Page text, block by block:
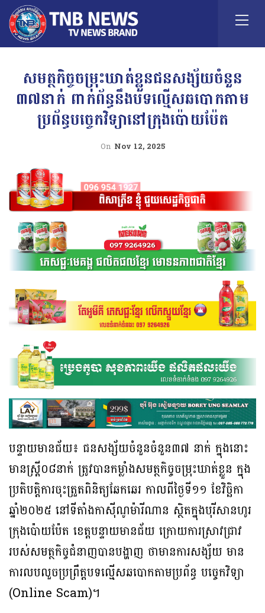
សមត្ថកិច្ចចម្រុះឃាត់ខ្លួនជនសង្ស័យចំនួន
៣៧នាក់ ពាក់ព័ន្ធនឹងបទល្មើសឆបោកតាម
ប្រព័ន្ធបច្ចេកវិទ្យានៅក្រុងប៉ោយប៉ែត
On Nov 12, 2025
បន្ទាយមានជ័យ៖ ជនសង្ស័យចំនួនចំនួន៣៧ នាក់ ក្នុងនោះ
មានស្រ្តី០៨នាក់ ត្រូវបានកម្លាំងសមត្ថកិច្ចចម្រុះឃាត់ខ្លួន ក្នុង
ប្រតិបត្តិការចុះត្រួតពិនិត្យឆែកឆេរ កាលពីថ្ងៃទី១១ ខែវិច្ឆិកា
ឆ្នាំ២០២៥ នៅទីតាំងកាស៊ីណូម៉ារីណាន ស្ថិតក្នុងបុរីសានហូរ
ក្រុងប៉ោយប៉ែត ខេត្តបន្ទាយមានជ័យ ក្រោយការស្រាវជ្រាវ
របស់សមត្ថកិច្ចជំនាញបានបង្ហាញ ថាមានការសង្ស័យ មាន
ការលបលួចប្រព្រឹត្តបទល្មើសឆបោកតាមប្រព័ន្ធ បច្ចេកវិទ្យា
(Online Scam)។